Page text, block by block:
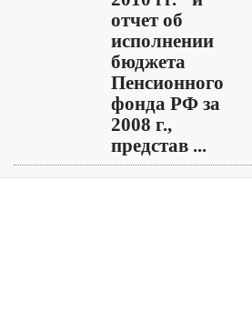
отчет об
исполнении
бюджета
Пенсионного
фонда РФ за
2008 г.,
представ ...